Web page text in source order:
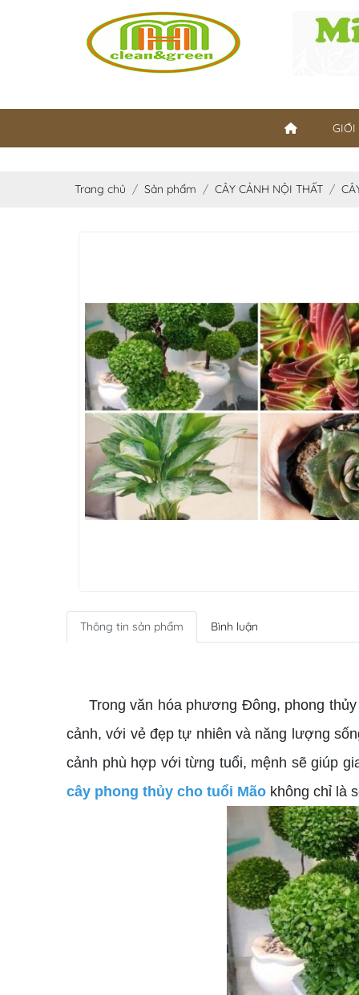
GIỚI
Trang chủ Sản phẩm CÂY CẢNH NỘI THẤT
Thông tin sản phẩm Bình luận
Trong văn hóa phương Đông, phong thủy
cảnh, với vẻ đẹp tự nhiên và năng lượng
cảnh phù hợp với từng tuổi, mệnh sẽ giúp
cây phong thủy cho tuổi Mão không chỉ là